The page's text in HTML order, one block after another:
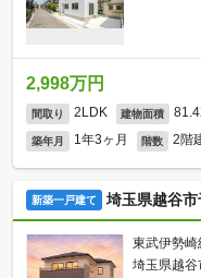
2,998万円
間取り 2LDK 建物面積
築年月 1年3ヶ月 階数 2階
新築一戸建て 埼玉県越谷
東武伊勢
埼玉県越